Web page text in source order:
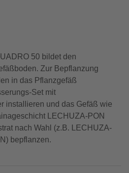
50 bildet den
Zur Bepflanzung
in das Pflanzgefäß
Set mit
installieren und das Gefäß wie
LECHUZA-PON
nach Wahl (z.B. LECHUZA-
bepflanzen.